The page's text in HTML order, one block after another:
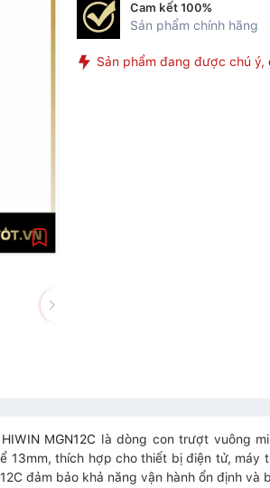
Cam kết 100%
Sản phẩm chính hãng
Sản phẩm đang được chú ý,
MGN12C là dòng con trượt vuông
13mm, thích hợp cho thiết bị điện tử,
đảm bảo khả năng vận hành ổn định